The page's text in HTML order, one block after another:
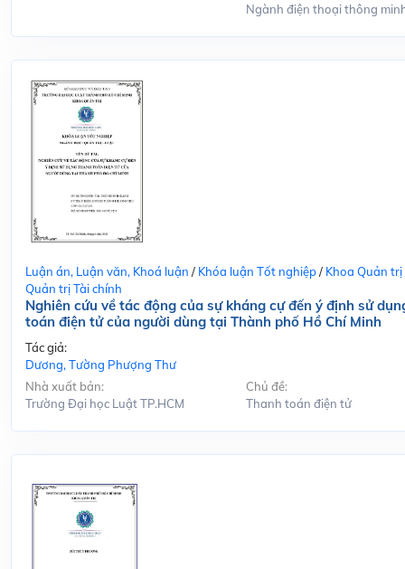
Ngành điện thoại thông
Luận án, Luận văn, Khoá luận / Khóa luận Tốt nghiệp/ Khoa Quản trị
Quản trị Tài chính
Nghiên cứu về tác động của sự kháng cự đến ý định sử
toán điện tử của người dùng tại Thành phố Hồ Chí Minh
Tác giả:
Dương, Tường Phượng Thư
Nhà xuất bản:
Trường Đại học Luật TP.HCM
Chủ đề:
Thanh toán điện tử